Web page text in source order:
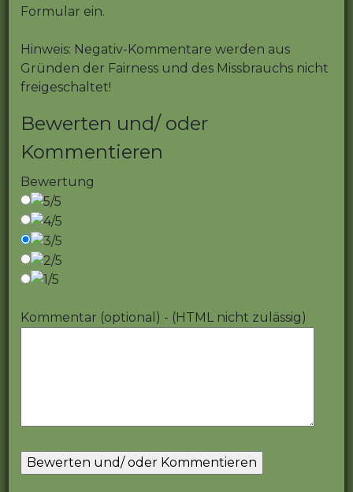
Formular ein.
Hinweis: Negativ-Kommentare werden aus
Gründen der Fairness und des Missbrauchs nicht
freigeschaltet!
Bewerten und/ oder
Kommentieren
Bewertung
Kommentar (optional) - (HTML nicht zulässig)